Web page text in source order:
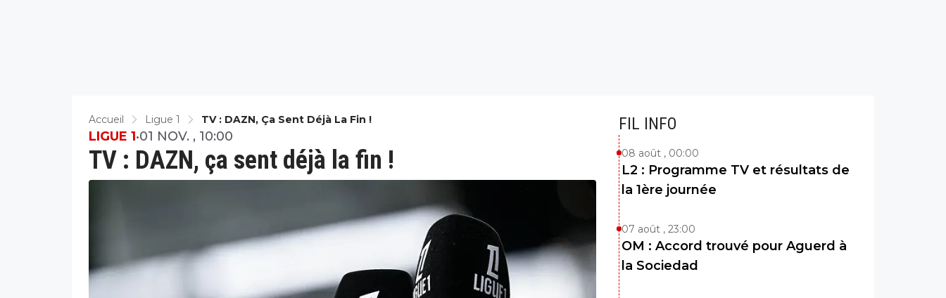
Accueil Ligue 1 TV : DAZN, Ça Sent Déjà La Fin !
TV : DAZN, ça sent déjà la fin !
LIGUE 1•01 NOV. , 10:00
FIL INFO
08 août , 00:00
L2 : Programme TV et résultats de
la 1ère journée
07 août , 23:00
OM : Accord trouvé pour Aguerd à
la Sociedad